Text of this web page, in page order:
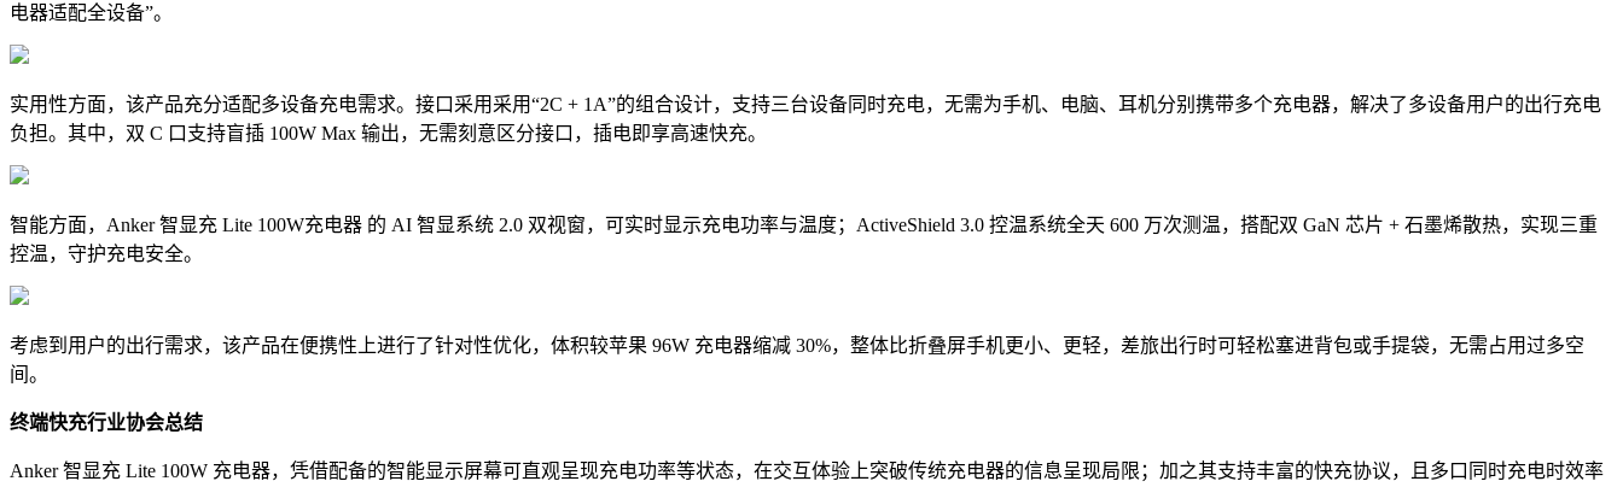
电器适配全设备”。
实用性方面，该产品充分适配多设备充电需求。接口采用采用“2C + 1A”的组合设计，支持三台设备同时充电，无需为手机、电脑、耳机分别携带多个充电器，解决了多设备用户的出行充电
负担。其中，双 C 口支持盲插 100W Max 输出，无需刻意区分接口，插电即享高速快充。
智能方面，Anker 智显充 Lite 100W充电器 的 AI 智显系统 2.0 双视窗，可实时显示充电功率与温度；ActiveShield 3.0 控温系统全天 600 万次测温，搭配双 GaN 芯片 + 石墨烯散热，实现三重
控温，守护充电安全。
考虑到用户的出行需求，该产品在便携性上进行了针对性优化，体积较苹果 96W 充电器缩减 30%，整体比折叠屏手机更小、更轻，差旅出行时可轻松塞进背包或手提袋，无需占用过多空
间。
终端快充行业协会总结
Anker 智显充 Lite 100W 充电器，凭借配备的智能显示屏幕可直观呈现充电功率等状态，在交互体验上突破传统充电器的信息呈现局限；加之其支持丰富的快充协议，且多口同时充电时效率